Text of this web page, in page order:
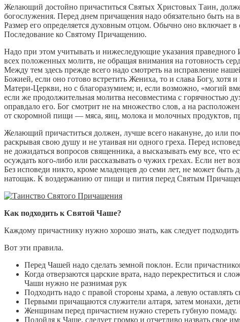
Желающий достойно причаститься Святых Христовых Таин,
богослужения. Перед днем причащения надо обязательно быть
Размер его определяется духовным отцом. Обычно оно
Последование ко Святому Причащению.
Надо при этом учитывать и нижеследующие указания
всех положенных молитв, не обращая внимания на готовность
Между тем здесь прежде всего надо смотреть на исправление
Божией, если оно готово встретить Жениха, то и слава Богу,
Матери-Церкви, но с благоразумием; и, если возможно, «могий
если же продолжительная молитва несовместима с горячностью
оправдало его. Бог смотрит не на множество слов, а на
от скоромной пищи — мяса, яиц, молока и молочных продуктов,
Желающий причаститься должен, лучше всего накануне, до или
раскрывая свою душу и не утаивая ни одного греха. Перед
не дожидаться вопросов священника, а высказывать ему все, что
осуждать кого-либо или рассказывать о чужих грехах. Если нет
Без исповеди никто, кроме младенцев до семи лет, не может
натощак. К воздержанию от пищи и пития перед Святым
Как подходить к Святой Чаше?
Каждому причастнику нужно хорошо знать, как следует
Вот эти правила.
Перед Чашей надо сделать земной поклон. Если
Когда отверзаются царские врата, надо перекреститься и
Чаши нужно не разнимая рук
Подходить надо с правой стороны храма, а левую оставлять
Первыми причащаются служители алтаря, затем монахи,
Женщинам перед причастием нужно стереть губную помаду.
Подойдя к Чаше, следует громко и отчетливо назвать свое